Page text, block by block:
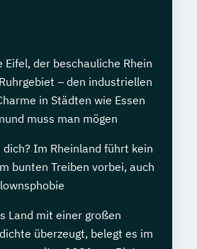
Eifel, der beschauliche Rhein
– den industriellen
in Städten wie Essen
muss man mögen
dich? Im Rheinland führt kein
bunten Treiben vorbei, auch
Land mit einer großen
überzeugt, belegt es im